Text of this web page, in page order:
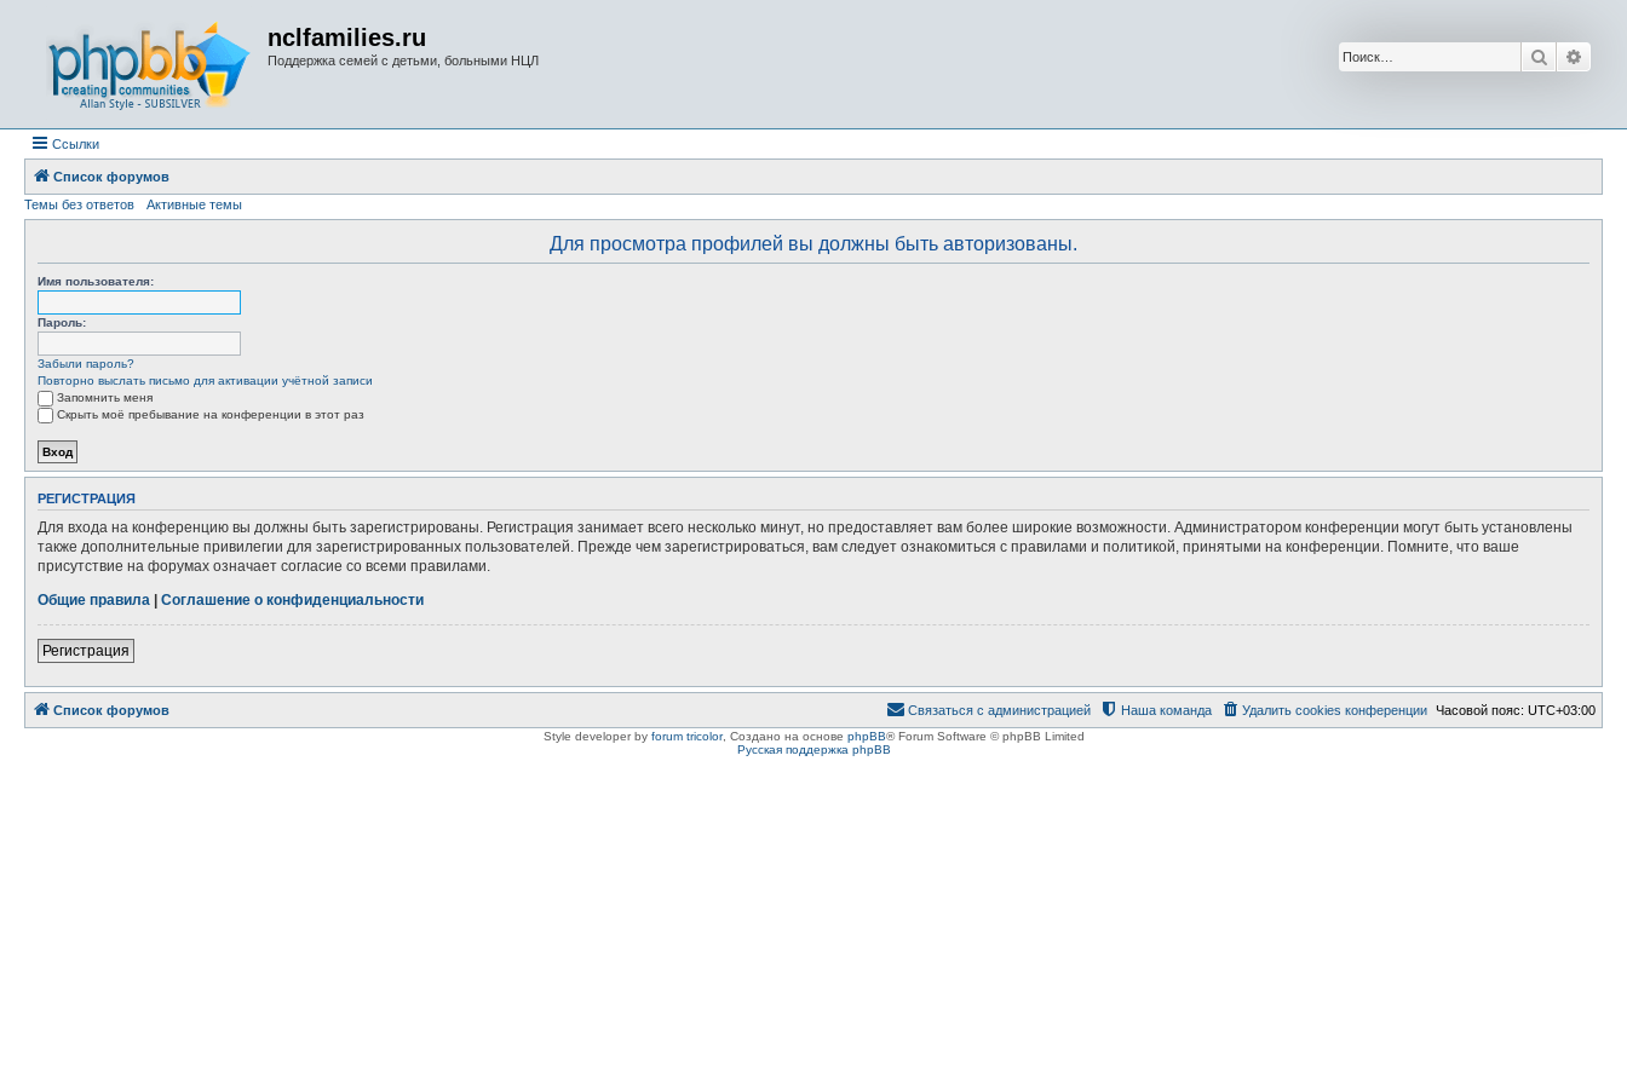
nclfamilies.ru
Поддержка семей с детьми, больными НЦЛ Поиск
Ссылки
Список форумов
Темы без ответов
Активные темы
Для просмотра профилей вы должны быть авторизованы.
Имя пользователя:
Пароль:
Забыли пароль?
Повторно выслать письмо для активации учётной записи
Запомнить меня
Скрыть моё пребывание на конференции в этот раз
РЕГИСТРАЦИЯ
Для входа на конференцию вы должны быть зарегистрированы. Регистрация занимает всего несколько минут, но предоставляет вам более широкие возможности. Администратором конференции могут быть установлены
также дополнительные привилегии для зарегистрированных пользователей. Прежде чем зарегистрироваться, вам следует ознакомиться с правилами и политикой, принятыми на конференции. Помните, что ваше
присутствие на форумах означает согласие со всеми правилами.
Общие правила | Соглашение о конфиденциальности
Регистрация
Список форумов Часовой пояс: UTC+03:00
Удалить cookies конференции
Наша команда
Связаться с администрацией
Style developer by forum tricolor, Создано на основе phpBB® Forum Software © phpBB Limited
Русская поддержка phpBB